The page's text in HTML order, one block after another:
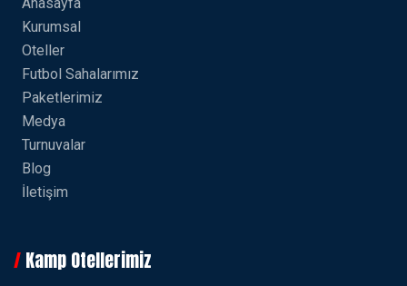
Kurumsal
Oteller
Futbol Sahalarımız
Paketlerimiz
Medya
Turnuvalar
Blog
İletişim
Kamp Otellerimiz